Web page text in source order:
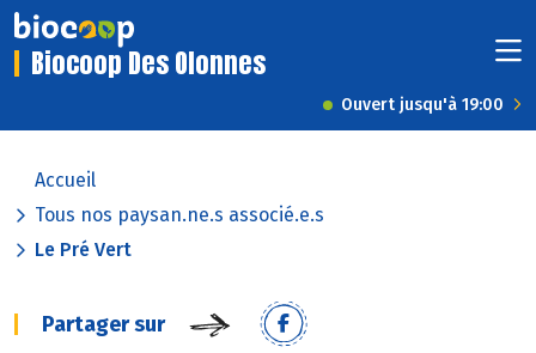
Biocoop Des Olonnes
Ouvert jusqu'à 19:00
Accueil
Tous nos paysan.ne.s associé.e.s
Le Pré Vert
Partager sur